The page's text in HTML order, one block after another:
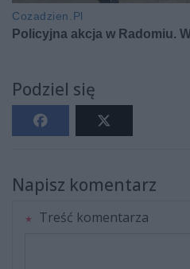
Podziel się
Napisz komentarz
Treść komentarza